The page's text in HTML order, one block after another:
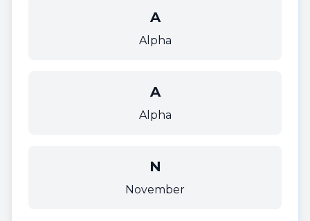
A
Alpha
A
Alpha
N
November